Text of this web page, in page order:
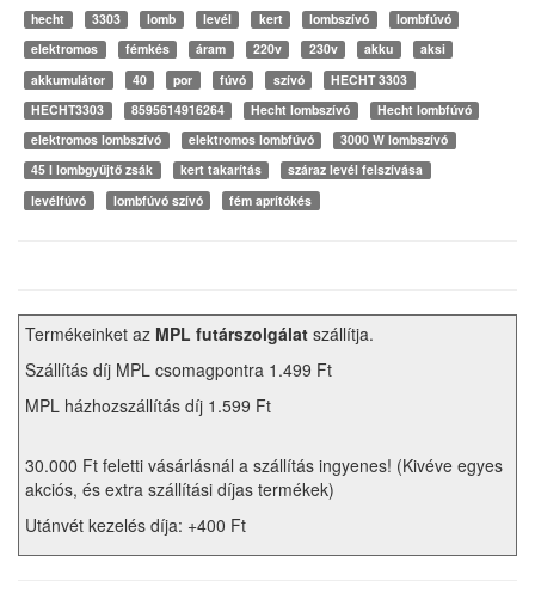
hecht 3303 lomb levél kert lombszívó
lombfúvó
elektromos
fémkés áram 220v 230v akku
aksi
akkumulátor
40 por fúvó szívó
HECHT 3303
HECHT3303
8595614916264 Hecht lombszívó
Hecht lombfúvó
elektromos lombszívó
elektromos lombfúvó
3000 W lombszívó
45 l lombgyűjtő zsák
kert takarítás
száraz levél felszívása
levélfúvó
lombfúvó szívó fém aprítókés
Termékeinket az MPL futárszolgálat szállítja.
Szállítás díj MPL csomagpontra 1.499 Ft
MPL házhozszállítás díj 1.599 Ft
30.000 Ft feletti vásárlásnál a szállítás ingyenes! (Kivéve egyes
akciós, és extra szállítási díjas termékek)
Utánvét kezelés díja: +400 Ft